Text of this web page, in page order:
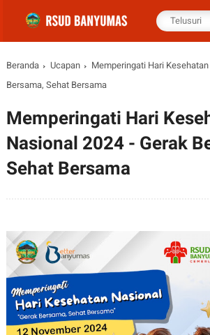
Beranda Ucapan
Memperingati Hari
Bersama, Sehat Bersama
Memperingati Hari
Nasional 2024 - Gerak
Sehat Bersama